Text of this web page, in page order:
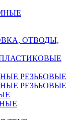
ОТВОДЫ,
РЕЗЬБОВЫЕ
РЕЗЬБОВЫЕ